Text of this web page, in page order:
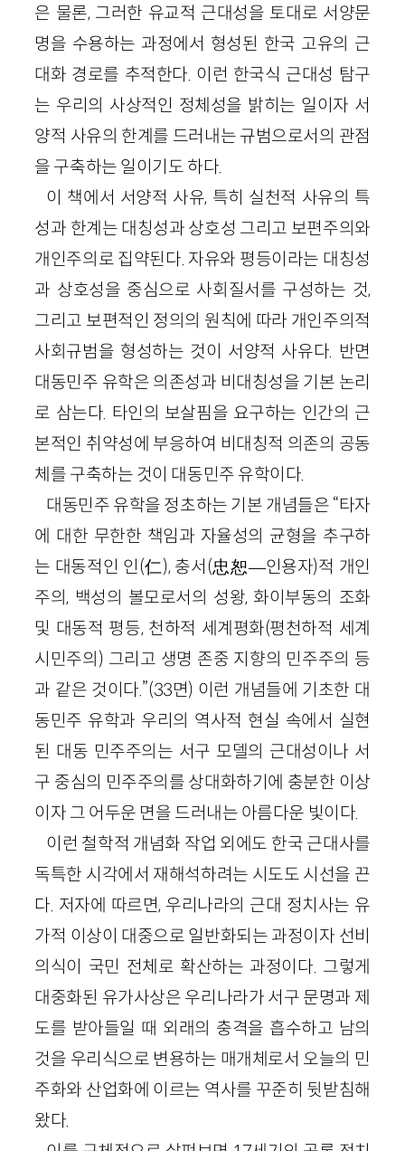
은 물론, 그러한 유교적 근대성을 토대로 서양문
명을 수용하는 과정에서 형성된 한국 고유의 근
대화 경로를 추적한다. 이런 한국식 근대성 탐구
는 우리의 사상적인 정체성을 밝히는 일이자 서
양적 사유의 한계를 드러내는 규범으로서의 관점
을 구축하는 일이기도 하다.
이 책에서 서양적 사유, 특히 실천적 사유의 특
성과 한계는 대칭성과 상호성 그리고 보편주의와
개인주의로 집약된다. 자유와 평등이라는 대칭성
과 상호성을 중심으로 사회질서를 구성하는 것,
그리고 보편적인 정의의 원칙에 따라 개인주의적
사회규범을 형성하는 것이 서양적 사유다. 반면
대동민주 유학은 의존성과 비대칭성을 기본 논리
로 삼는다. 타인의 보살핌을 요구하는 인간의 근
본적인 취약성에 부응하여 비대칭적 의존의 공동
체를 구축하는 것이 대동민주 유학이다.
대동민주 유학을 정초하는 기본 개념들은 “타자
에 대한 무한한 책임과 자율성의 균형을 추구하
는 대동적인 인(仁), 충서(忠恕—인용자)적 개인
주의, 백성의 볼모로서의 성왕, 화이부동의 조화
및 대동적 평등, 천하적 세계평화(평천하적 세계
시민주의) 그리고 생명 존중 지향의 민주주의 등
과 같은 것이다.”(33면) 이런 개념들에 기초한 대
동민주 유학과 우리의 역사적 현실 속에서 실현
된 대동 민주주의는 서구 모델의 근대성이나 서
구 중심의 민주주의를 상대화하기에 충분한 이상
이자 그 어두운 면을 드러내는 아름다운 빛이다.
이런 철학적 개념화 작업 외에도 한국 근대사를
독특한 시각에서 재해석하려는 시도도 시선을 끈
다. 저자에 따르면, 우리나라의 근대 정치사는 유
가적 이상이 대중으로 일반화되는 과정이자 선비
의식이 국민 전체로 확산하는 과정이다. 그렇게
대중화된 유가사상은 우리나라가 서구 문명과 제
도를 받아들일 때 외래의 충격을 흡수하고 남의
것을 우리식으로 변용하는 매개체로서 오늘의 민
주화와 산업화에 이르는 역사를 꾸준히 뒷받침해
왔다.